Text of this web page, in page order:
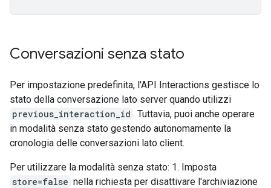
Conversazioni senza stato
Per impostazione predefinita, l'API Interactions gestisce lo
stato della conversazione lato server quando utilizzi
previous_interaction_id . Tuttavia, puoi anche operare
in modalità senza stato gestendo autonomamente la
cronologia delle conversazioni lato client.
Per utilizzare la modalità senza stato: 1. Imposta
store=false nella richiesta per disattivare l'archiviazione